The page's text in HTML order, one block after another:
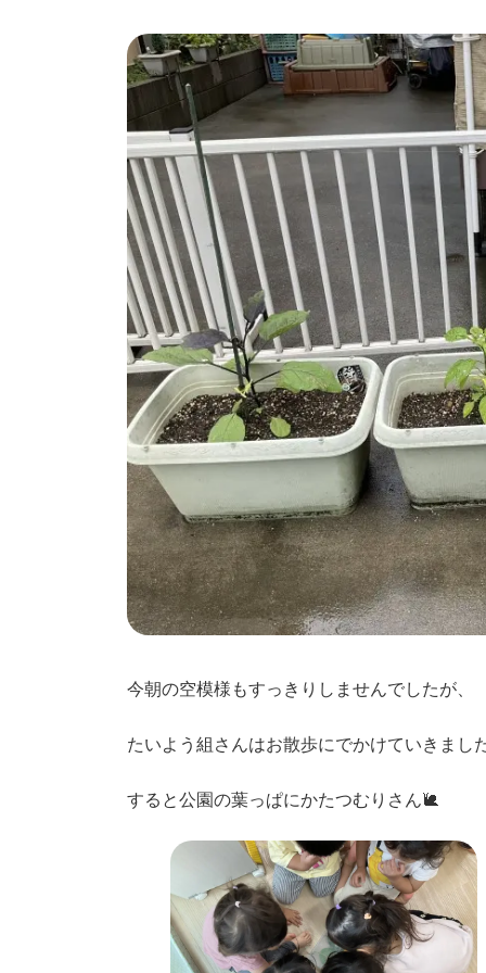
今朝の空模様もすっきりしませんでしたが、
たいよう組さんはお散歩にでかけていきまし
すると公園の葉っぱにかたつむりさん🐌